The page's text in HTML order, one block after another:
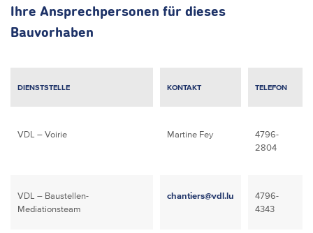
Ihre Ansprechpersonen für dieses
Bauvorhaben
DIENSTSTELLE KONTAKT TELEFON
VDL – Voirie Martine Fey
4796-
2804
VDL – Baustellen-
Mediationsteam
chantiers@vdl.lu
4796-
4343